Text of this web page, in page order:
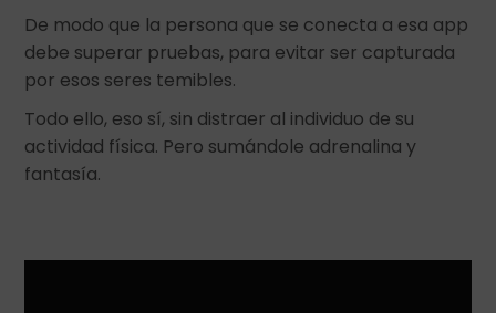
De modo que la persona que se conecta a esa app
debe superar pruebas, para evitar ser capturada
por esos seres temibles.
Todo ello, eso sí, sin distraer al individuo de su
actividad física. Pero sumándole adrenalina y
fantasía.